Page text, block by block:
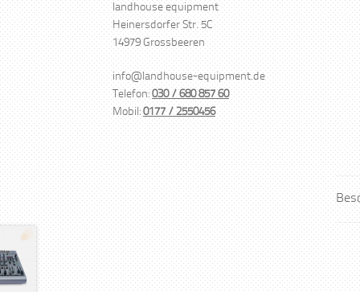
landhouse equipment
Heinersdorfer Str. 5C
14979 Grossbeeren
info@landhouse-equipment.de
Telefon:030 / 680 857 60
Mobil:0177 / 2550456